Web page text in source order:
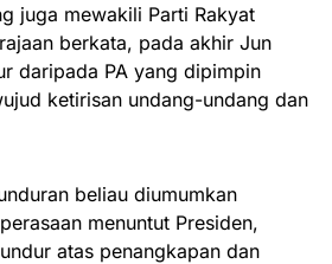
juga mewakili Parti Rakyat
berkata, pada akhir Jun
daripada PA yang dipimpin
ketirisan undang-undang dan
beliau diumumkan
menuntut Presiden,
atas penangkapan dan